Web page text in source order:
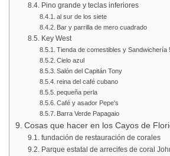
Pino grande y teclas inferiores
al sur de los siete
Bar y parrilla de mero cuadrado
Key West
Tienda de comestibles y Sandwichería
Cielo azul
Salón del Capitán Tony
reina del café cubano
pequeña perla
Café y asador Pepe's
Barra Verde Papagaio
Cosas que hacer en los Cayos de
fundación de restauración de corales
Parque estatal de arrecifes de coral